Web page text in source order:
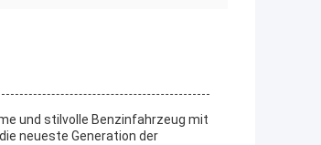
und stilvolle Benzinfahrzeug mit
neueste Generation der